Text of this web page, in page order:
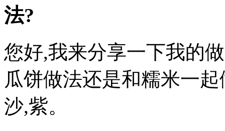
法?
您好,我来分享一下我的
瓜饼做法还是和糯米一
沙,紫。